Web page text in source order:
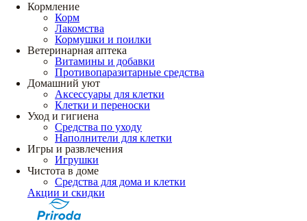
Кормление
Корм
Лакомства
Кормушки и поилки
Ветеринарная аптека
Витамины и добавки
Противопаразитарные средства
Домашний уют
Аксессуары для клетки
Клетки и переноски
Уход и гигиена
Средства по уходу
Наполнители для клетки
Игры и развлечения
Игрушки
Чистота в доме
Средства для дома и клетки
Акции и скидки